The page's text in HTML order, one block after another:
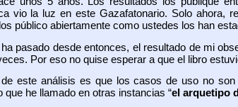
vio la luz en este Gazafatonario. Solo ahora,
público abiertamente como ustedes los han
pasado desde entonces, el resultado de mi
Por eso no quise esperar a que el libro
este análisis es que los casos de uso no
que he llamado en otras instancias “el arquetipo